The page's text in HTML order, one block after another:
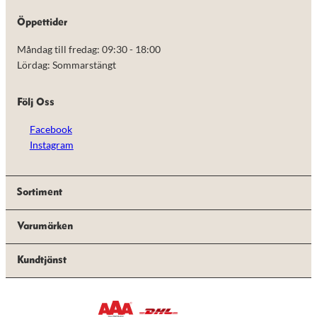
Öppettider
Måndag till fredag: 09:30 - 18:00
Lördag: Sommarstängt
Följ Oss
Facebook
Instagram
Sortiment
Varumärken
Kundtjänst
kakorna
kommer viss
att försvinna
från
Marknadsföring
Genom att dela
med dig av dina
beteende när du
chansen att få se
personligt
anpassat innehåll